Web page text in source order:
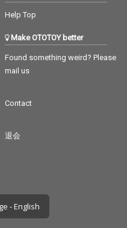
Help Top
Make OTOTOY better
Found something weird? Please
mail us
Contact
退会
- English